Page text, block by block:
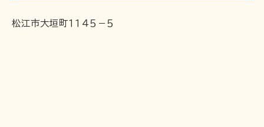
川跡駅
松江市大垣町１１４５－５